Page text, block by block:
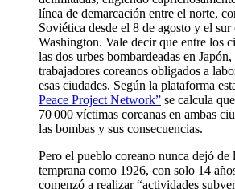
línea de demarcación entre el norte,
Soviética desde el 8 de agosto y el
Washington. Vale decir que entre los
las dos urbes bombardeadas en
trabajadores coreanos obligados a
esas ciudades. Según la plataforma
Peace Project Network” se calcula
70 000 víctimas coreanas en ambas
las bombas y sus consecuencias.
Pero el pueblo coreano nunca dejó de
temprana como 1926, con solo 14
comenzó a realizar “actividades